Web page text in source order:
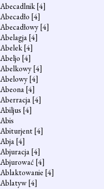
Abecadlnik[4]
Abecadło [4]
Abecadłowy[4]
Abelagja[4]
Abelek[4]
Abeljo [4]
Abelkowy[4]
Abelowy[4]
Abeona[4]
Aberracja[4]
Abiljus [4]
Abis
Abiturjent[4]
Abja[4]
Abjuracja[4]
Abjurować [4]
Ablaktowanie [4]
Ablatyw[4]